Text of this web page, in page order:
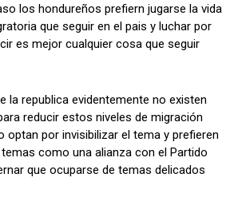
Síganos
Síganos
los hondureños prefiern jugarse la vida
que seguir en el pais y luchar por
es mejor cualquier cosa que seguir
la republica evidentemente no existen
reducir estos niveles de migración
optan por invisibilizar el tema y prefieren
como una alianza con el Partido
que ocuparse de temas delicados